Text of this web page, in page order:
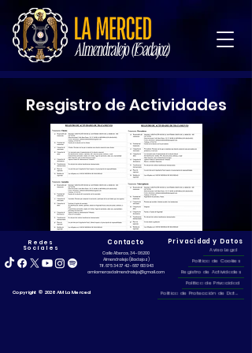
Resgistro de Actividades
Redes
Sociales
Contacto Privacidad y Datos
Calle Alberca,34 - 06200
Almendralejo (Badajoz)
Tlf. 675 34 37 42 - 687 613 943
amlamercedalmendralejo@gmail.com
Registro de Actividades
Politica de Cookies
Aviso Legal
Copyright © 2026 AM La Merced
Politica de Privacidad
Politica de Protección de Datos